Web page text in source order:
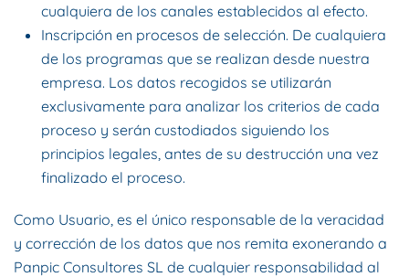
cualquiera de los canales establecidos al efecto.
Inscripción en procesos de selección. De cualquiera
de los programas que se realizan desde nuestra
empresa. Los datos recogidos se utilizarán
exclusivamente para analizar los criterios de cada
proceso y serán custodiados siguiendo los
principios legales, antes de su destrucción una vez
finalizado el proceso.
Como Usuario, es el único responsable de la veracidad
y corrección de los datos que nos remita exonerando a
Panpic Consultores SL de cualquier responsabilidad al